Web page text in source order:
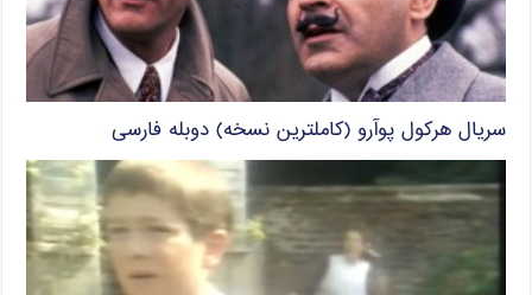
سریال هرکول پوآرو (کاملترین نسخه) دوبله فارسی